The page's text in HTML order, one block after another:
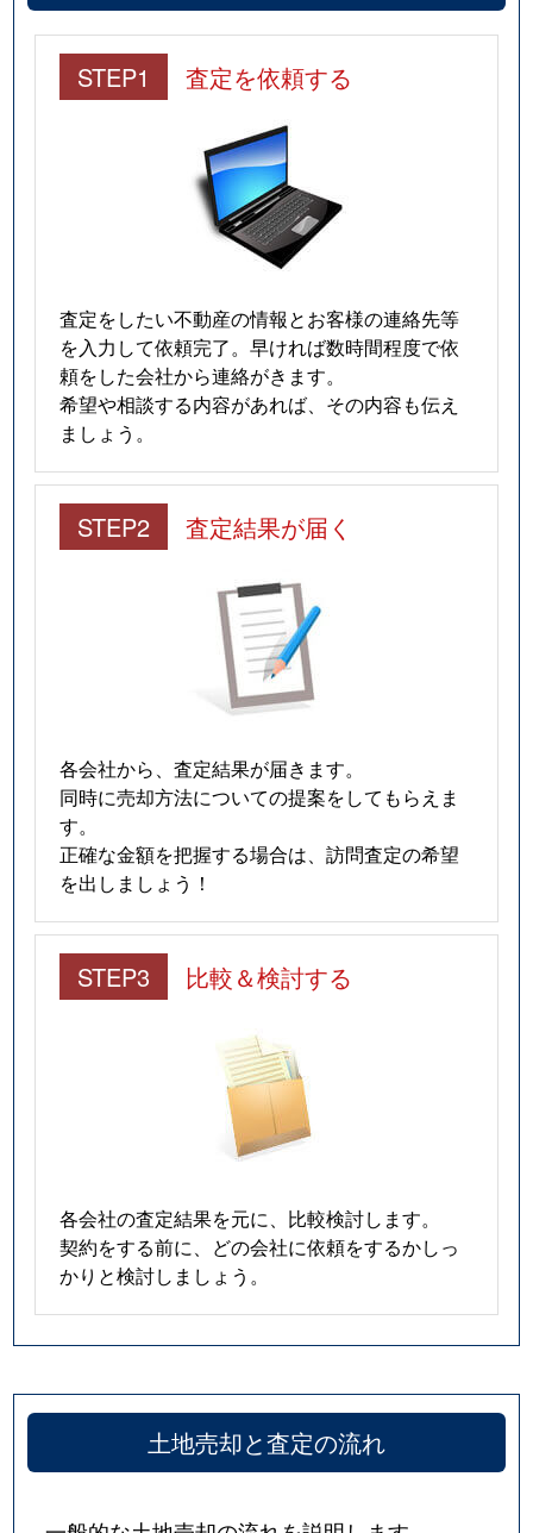
STEP1 査定を依頼する
査定をしたい不動産の情報とお客様の連絡先等
を入力して依頼完了。早ければ数時間程度で依
頼をした会社から連絡がきます。
希望や相談する内容があれば、その内容も伝え
ましょう。
STEP2 査定結果が届く
各会社から、査定結果が届きます。
同時に売却方法についての提案をしてもらえま
す。
正確な金額を把握する場合は、訪問査定の希望
を出しましょう！
STEP3 比較＆検討する
各会社の査定結果を元に、比較検討します。
契約をする前に、どの会社に依頼をするかしっ
かりと検討しましょう。
土地売却と査定の流れ